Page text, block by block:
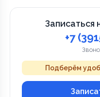
Записаться
+7
Подберём